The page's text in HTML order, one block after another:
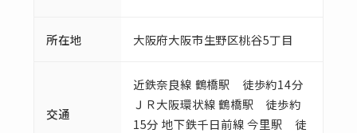
所在地 大阪府大阪市生野区桃谷5丁目
交通
近鉄奈良線 鶴橋駅 徒歩約14分
ＪＲ大阪環状線 鶴橋駅 徒歩約
15分 地下鉄千日前線 今里駅 徒